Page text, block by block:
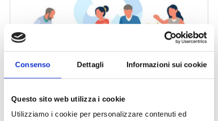
Consenso Dettagli Informazioni sui cookie
Questo sito web utilizza i cookie
Utilizziamo i cookie per personalizzare contenuti ed
Azzano Decimo sempre più green: raccolta